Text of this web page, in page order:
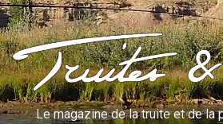
Aller
au
contenu
principalTruites &
Le magazine de la truite et de la